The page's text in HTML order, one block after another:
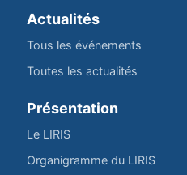
Actualités
Tous les événements
Toutes les actualités
Présentation
Le LIRIS
Organigramme du LIRIS